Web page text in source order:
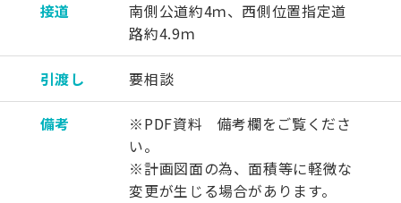
接道
南側公道約4ｍ、西側位置指定道
路約4.9ｍ
引渡し 要相談
備考
※PDF資料 備考欄をご覧くださ
い。
※計画図面の為、面積等に軽微な
変更が生じる場合があります。